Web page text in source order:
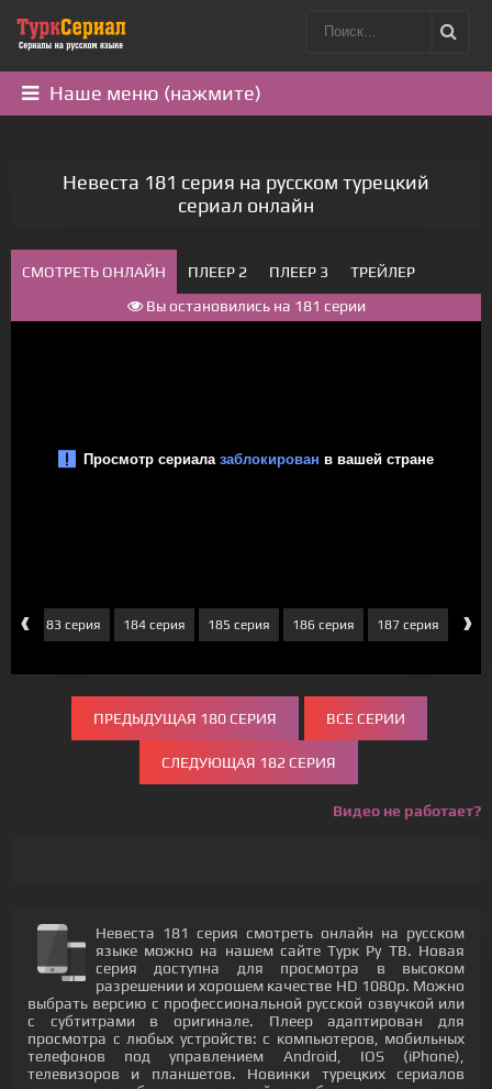
Наше меню (нажмите)
Невеста 181 серия на русском турецкий
сериал онлайн
СМОТРЕТЬ ОНЛАЙН ПЛЕЕР 2 ПЛЕЕР 3
ТРЕЙЛЕР
Вы остановились на 181 серии
‹ 183 серия 184 серия 185 серия 186 серия 187 серия 188
›
ПРЕДЫДУЩАЯ 180 СЕРИЯ ВСЕ СЕРИИ
СЛЕДУЮЩАЯ 182 СЕРИЯ
Видео не работает?
Невеста 181 серия смотреть онлайн на русском
языке можно на нашем сайте Турк Ру ТВ. Новая
серия доступна для просмотра в высоком
разрешении и хорошем качестве HD 1080p. Можно
выбрать версию с профессиональной русской озвучкой или
с субтитрами в оригинале. Плеер адаптирован для
просмотра с любых устройств: с компьютеров, мобильных
телефонов под управлением Android, IOS (iPhone),
телевизоров и планшетов. Новинки турецких сериалов